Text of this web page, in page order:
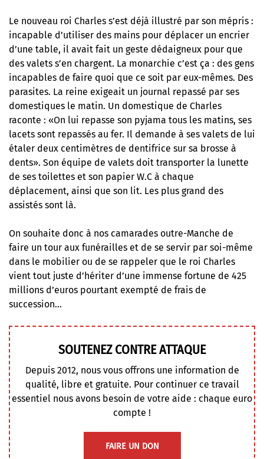
Le nouveau roi Charles s’est déjà illustré par son mépris :
incapable d’utiliser des mains pour déplacer un encrier
d’une table, il avait fait un geste dédaigneux pour que
des valets s’en chargent. La monarchie c’est ça : des gens
incapables de faire quoi que ce soit par eux-mêmes. Des
parasites. La reine exigeait un journal repassé par ses
domestiques le matin. Un domestique de Charles
raconte : «On lui repasse son pyjama tous les matins, ses
lacets sont repassés au fer. Il demande à ses valets de lui
étaler deux centimètres de dentifrice sur sa brosse à
dents». Son équipe de valets doit transporter la lunette
de ses toilettes et son papier W.C à chaque
déplacement, ainsi que son lit. Les plus grand des
assistés sont là.
On souhaite donc à nos camarades outre-Manche de
faire un tour aux funérailles et de se servir par soi-même
dans le mobilier ou de se rappeler que le roi Charles
vient tout juste d’hériter d’une immense fortune de 425
millions d’euros pourtant exempté de frais de
succession…
SOUTENEZ CONTRE ATTAQUE
Depuis 2012, nous vous offrons une information de
qualité, libre et gratuite. Pour continuer ce travail
essentiel nous avons besoin de votre aide : chaque euro
compte !
FAIRE UN DON